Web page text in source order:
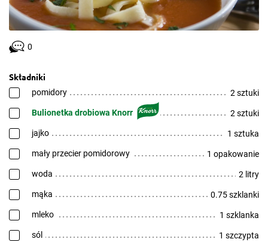
0
Składniki
pomidory 2 sztuki
Bulionetka drobiowa Knorr 2 sztuki
jajko 1 sztuka
mały przecier pomidorowy 1 opakowanie
woda 2 litry
mąka 0.75 szklanki
mleko 1 szklanka
sól 1 szczypta